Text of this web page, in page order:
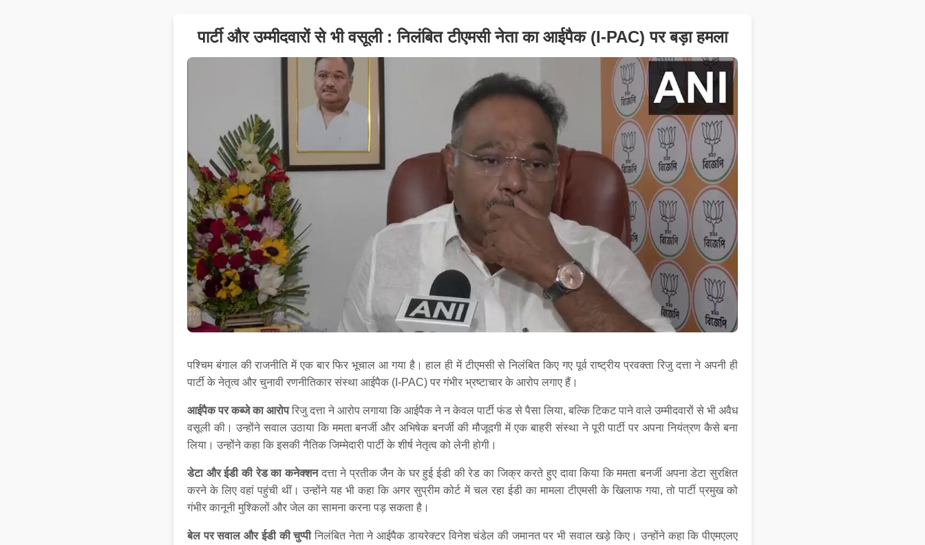
पार्टी और उम्मीदवारों से भी वसूली : निलंबित टीएमसी नेता का आईपैक (I-PAC) पर बड़ा हमला
पश्चिम बंगाल की राजनीति में एक बार फिर भूचाल आ गया है। हाल ही में टीएमसी से निलंबित किए गए पूर्व राष्ट्रीय प्रवक्ता रिजु दत्ता ने अपनी ही
पार्टी के नेतृत्व और चुनावी रणनीतिकार संस्था आईपैक (I-PAC) पर गंभीर भ्रष्टाचार के आरोप लगाए हैं।
आईपैक पर कब्जे का आरोपरिजु दत्ता ने आरोप लगाया कि आईपैक ने न केवल पार्टी फंड से पैसा लिया, बल्कि टिकट पाने वाले उम्मीदवारों से भी अवैध
वसूली की। उन्होंने सवाल उठाया कि ममता बनर्जी और अभिषेक बनर्जी की मौजूदगी में एक बाहरी संस्था ने पूरी पार्टी पर अपना नियंत्रण कैसे बना
लिया। उन्होंने कहा कि इसकी नैतिक जिम्मेदारी पार्टी के शीर्ष नेतृत्व को लेनी होगी।
डेटा और ईडी की रेड का कनेक्शनदत्ता ने प्रतीक जैन के घर हुई ईडी की रेड का जिक्र करते हुए दावा किया कि ममता बनर्जी अपना डेटा सुरक्षित
करने के लिए वहां पहुंची थीं। उन्होंने यह भी कहा कि अगर सुप्रीम कोर्ट में चल रहा ईडी का मामला टीएमसी के खिलाफ गया, तो पार्टी प्रमुख को
गंभीर कानूनी मुश्किलों और जेल का सामना करना पड़ सकता है।
बेल पर सवाल और ईडी की चुप्पीनिलंबित नेता ने आईपैक डायरेक्टर विनेश चंडेल की जमानत पर भी सवाल खड़े किए। उन्होंने कहा कि पीएमएलए